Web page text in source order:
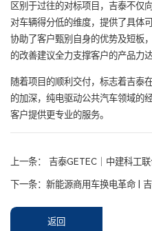
区别于过往的对标项目，吉泰不仅
对车辆得分低的维度，提供了具体
协助了客户甄别自身的优势及短板
的改善建议全力支撑客户的产品力
随着项目的顺利交付，标志着吉泰
的加深，纯电驱动公共汽车领域的
客户提供更专业的服务。
上一条： 吉泰GETEC｜中建科工联合交
下一条： 新能源商用车换电革命 | 吉泰
返回